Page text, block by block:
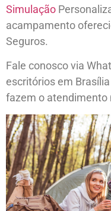
Simulação
acampamento
Seguros.
Fale conosco via
escritórios em
fazem o atendimento